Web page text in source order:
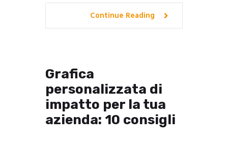
Continue Reading
Grafica
personalizzata di
impatto per la tua
azienda: 10 consigli